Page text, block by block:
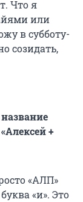
Что я
или
в субботу-
созидать,
+
«АЛП»
«и». Это